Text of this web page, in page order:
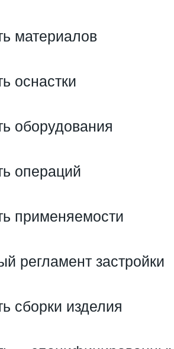
материалов
оснастки
оборудования
операций
применяемости
регламент застройки
сборки изделия